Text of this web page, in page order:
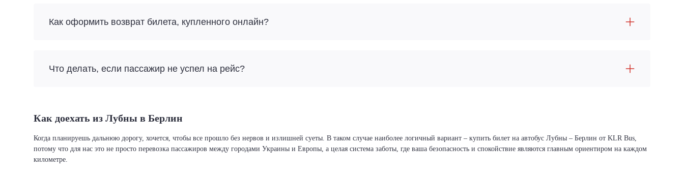
Как оформить возврат билета, купленного онлайн?
Что делать, если пассажир не успел на рейс?
Как доехать из Лубны в Берлин
Когда планируешь дальнюю дорогу, хочется, чтобы все прошло без нервов и излишней суеты. В таком случае наиболее логичный вариант – купить билет на автобус Лубны – Берлин от KLR Bus,
потому что для нас это не просто перевозка пассажиров между городами Украины и Европы, а целая система заботы, где ваша безопасность и спокойствие являются главным ориентиром на каждом
километре.